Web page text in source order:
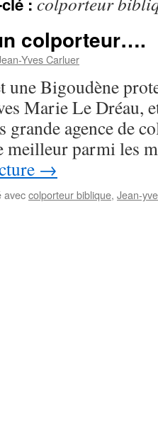
colporteur….
Yves Carluer
Bigoudène
Marie Le Dréau,
grande agence de
meilleur parmi les
→
aveccolporteur biblique, Jean-